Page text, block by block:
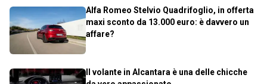
Alfa Romeo Stelvio Quadrifoglio, in offerta
maxi sconto da 13.000 euro: è davvero un
affare?
Il volante in Alcantara è una delle chicche